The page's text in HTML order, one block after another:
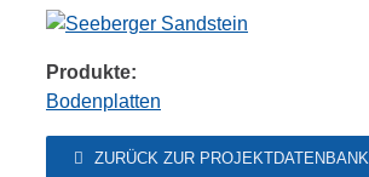
Produkte:
Bodenplatten
ZURÜCK ZUR PROJEKTDATENBANK